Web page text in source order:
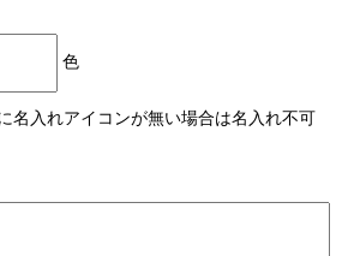
色
名入れアイコンが無い場合は名入れ不可